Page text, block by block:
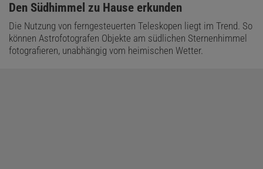
:
Den Südhimmel zu Hause erkunden
Die Nutzung von ferngesteuerten Teleskopen liegt im Trend. So
können Astrofotografen Objekte am südlichen Sternenhimmel
fotografieren, unabhängig vom heimischen Wetter.